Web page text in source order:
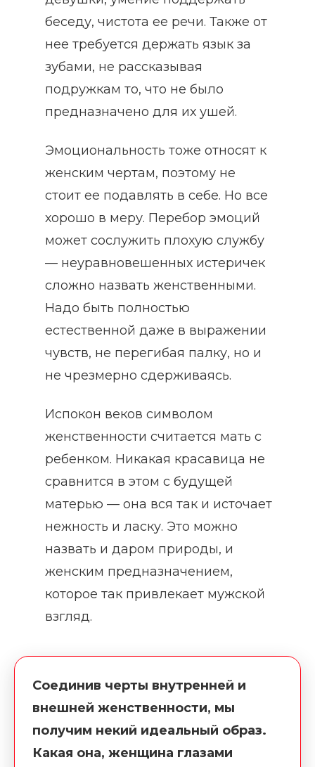
беседу, чистота ее речи. Также от
нее требуется держать язык за
зубами, не рассказывая
подружкам то, что не было
предназначено для их ушей.
Эмоциональность тоже относят к
женским чертам, поэтому не
стоит ее подавлять в себе. Но все
хорошо в меру. Перебор эмоций
может сослужить плохую службу
— неуравновешенных истеричек
сложно назвать женственными.
Надо быть полностью
естественной даже в выражении
чувств, не перегибая палку, но и
не чрезмерно сдерживаясь.
Испокон веков символом
женственности считается мать с
ребенком. Никакая красавица не
сравнится в этом с будущей
матерью — она вся так и источает
нежность и ласку. Это можно
назвать и даром природы, и
женским предназначением,
которое так привлекает мужской
взгляд.
Соединив черты внутренней и
внешней женственности, мы
получим некий идеальный образ.
Какая она, женщина глазами